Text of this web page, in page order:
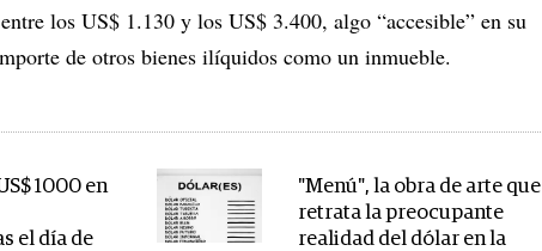
los US$ 1.130 y los US$ 3.400, algo “accesible” en su
de otros bienes ilíquidos como un inmueble.
1000 en
el día de
"Menú", la obra de arte que
retrata la preocupante
realidad del dólar en la